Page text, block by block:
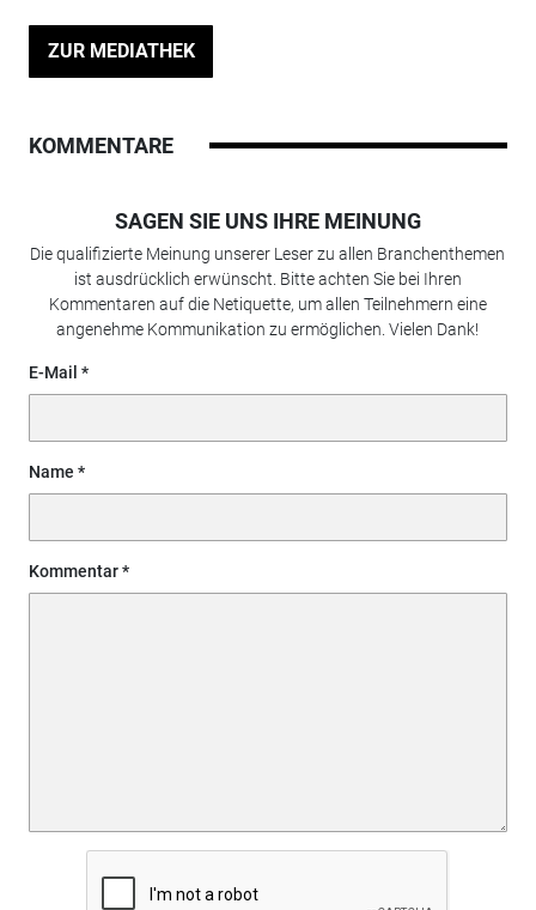
ZUR MEDIATHEK
KOMMENTARE
SAGEN SIE UNS IHRE MEINUNG
Die qualifizierte Meinung unserer Leser zu allen Branchenthemen
ist ausdrücklich erwünscht. Bitte achten Sie bei Ihren
Kommentaren auf die Netiquette, um allen Teilnehmern eine
angenehme Kommunikation zu ermöglichen. Vielen Dank!
E-Mail
Name
Kommentar